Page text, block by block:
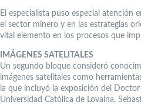
El especialista puso especial atención
el sector minero y en las estrategias
vital elemento en los procesos que
IMÁGENES SATELITALES
Un segundo bloque consideró
imágenes satelitales como
la que incluyó la exposición del
Universidad Católica de Lovaina,